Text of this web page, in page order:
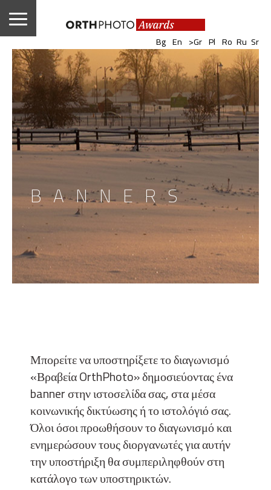
Bg En >Gr Pl Ro Ru Sr
BANNERS
Μπορείτε να υποστηρίξετε το διαγωνισμό
«Βραβεία OrthPhoto» δημοσιεύοντας ένα
banner στην ιστοσελίδα σας, στα μέσα
κοινωνικής δικτύωσης ή το ιστολόγιό σας.
Όλοι όσοι προωθήσουν το διαγωνισμό και
ενημερώσουν τους διοργανωτές για αυτήν
την υποστήριξη θα συμπεριληφθούν στη
κατάλογο των υποστηρικτών.